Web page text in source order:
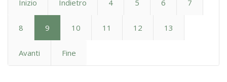
Inizio Indietro 4 5 6 7
8 9 10 11 12 13
Avanti Fine